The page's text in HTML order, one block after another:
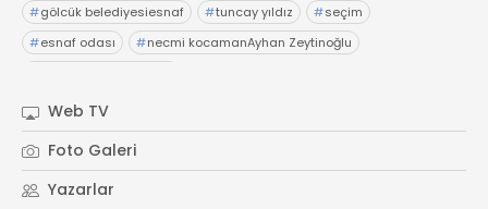
#gölcük belediyesiesnaf #tuncay yıldız #seçim
#esnaf odası #necmi kocamanAyhan Zeytinoğlu
Web TV
Foto Galeri
Yazarlar